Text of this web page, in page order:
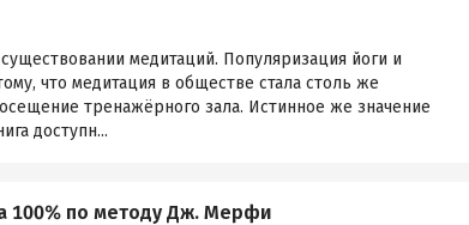
медитаций. Популяризация йоги и
что медитация в обществе стала столь же
тренажёрного зала. Истинное же значение
доступн...
100% по методу Дж. Мерфи